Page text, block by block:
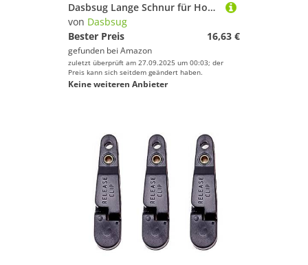
Dasbsug Lange Schnur für Hobelbrett, schwere Spannung, Schnapper, Gewichtsentriegelungsclip, Schleppangeln, Angeln, Angelausrüstung, Downrigger
von Dasbsug
Bester Preis
16,63 €
gefunden bei Amazon
zuletzt überprüft am 27.09.2025 um 00:03; der
Preis kann sich seitdem geändert haben.
Keine weiteren Anbieter